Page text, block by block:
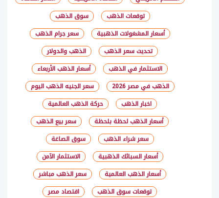
توقعات الذهب
سوق الذهب
أسعار المشغولات الذهبية
سعر جرام الذهب
تحديث سعر الذهب
الذهب والدولار
الاستثمار في الذهب
أسعار الذهب الأربعاء
الذهب في مصر 2026
سعر الجنيه الذهب اليوم
اخبار الذهب
حركة الذهب العالمية
أسعار الذهب لحظة بلحظة
سعر بيع الذهب
سعر شراء الذهب
سوق الصاغة
أسعار السبائك الذهبية
الاستثمار الآمن
أسعار الذهب العالمية
سعر الذهب مباشر
توقعات سوق الذهب
اقتصاد مصر